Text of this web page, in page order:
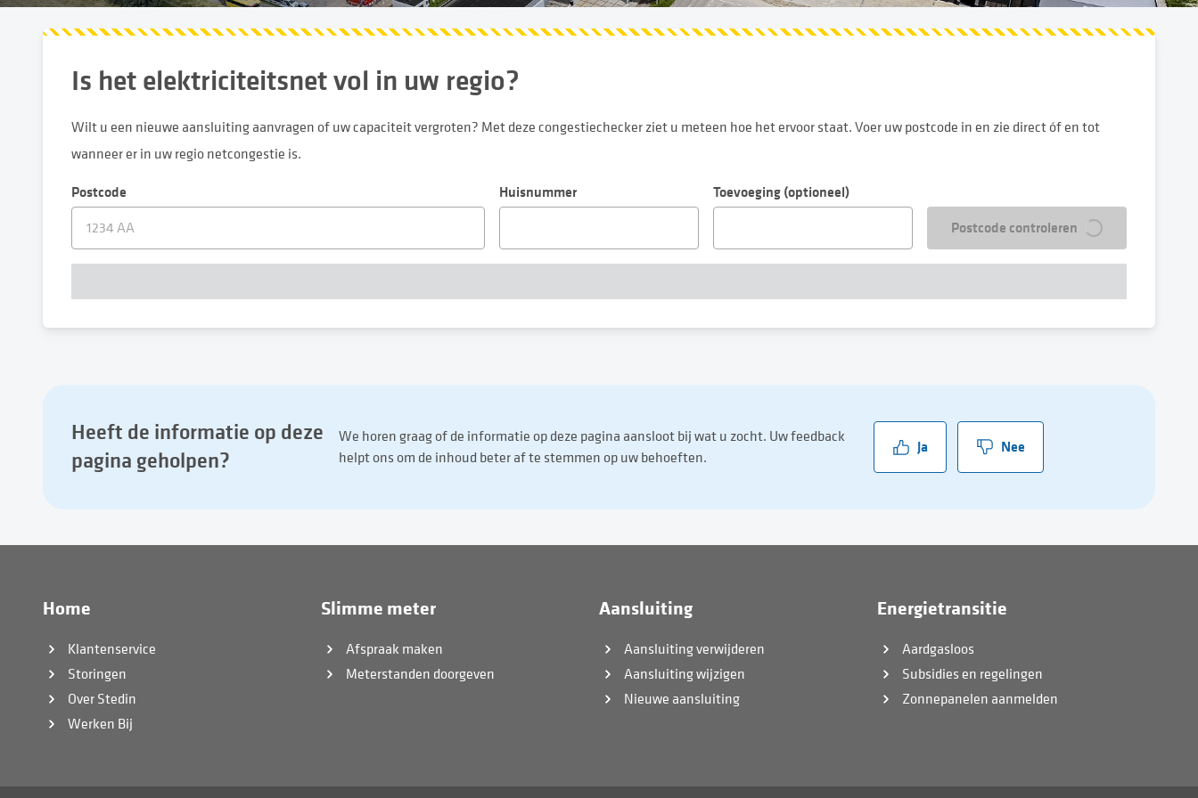
Is het elektriciteitsnet vol in uw regio?
Wilt u een nieuwe aansluiting aanvragen of uw capaciteit vergroten? Met deze congestiechecker ziet u meteen hoe het ervoor staat. Voer uw postcode in en zie direct óf en tot
wanneer er in uw regio netcongestie is.
Postcode Huisnummer
Toevoeging (optioneel)
Postcode controleren
Heeft de informatie op deze
pagina geholpen?
We horen graag of de informatie op deze pagina aansloot bij wat u zocht. Uw feedback
helpt ons om de inhoud beter af te stemmen op uw behoeften.
Ja Nee
Home
Klantenservice
Storingen
Over Stedin
Werken Bij
Slimme meter
Afspraak maken
Meterstanden doorgeven
Aansluiting
Aansluiting verwijderen
Aansluiting wijzigen
Nieuwe aansluiting
Energietransitie
Aardgasloos
Subsidies en regelingen
Zonnepanelen aanmelden